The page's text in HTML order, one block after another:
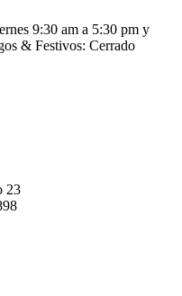
9:30 am a 5:30 pm y
& Festivos: Cerrado
23